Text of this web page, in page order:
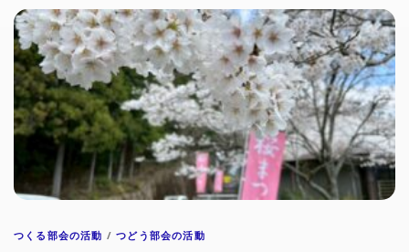
つくる部会の活動 /つどう部会の活動